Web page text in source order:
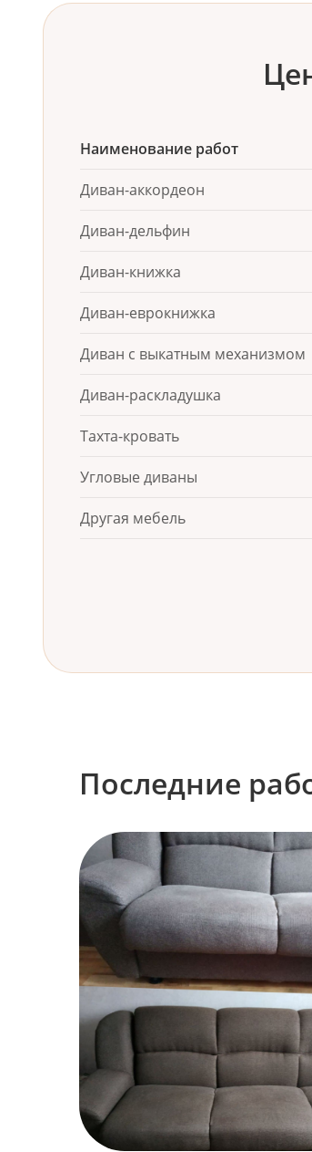
Наименование работ
Диван-аккордеон
Диван-дельфин
Диван-книжка
Диван-еврокнижка
Диван с выкатным механизмом
Диван-раскладушка
Тахта-кровать
Угловые диваны
Другая мебель
Последние